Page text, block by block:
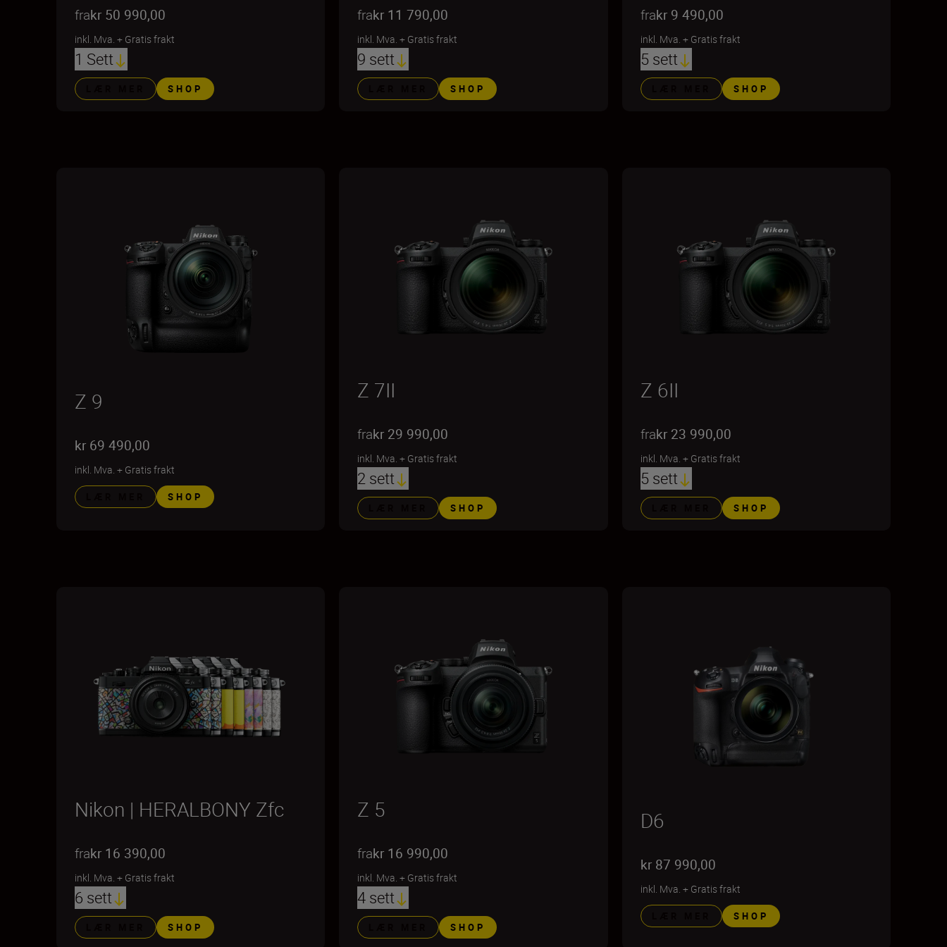
frakr 50 990,00
inkl. Mva. + Gratis frakt
1 Sett
SHOP
frakr 11 790,00
inkl. Mva. + Gratis frakt
9 sett
SHOP
frakr 9 490,00
inkl. Mva. + Gratis frakt
5 sett
SHOP
Z 9
kr 69 490,00
inkl. Mva. + Gratis frakt
SHOP
Z 7II
frakr 29 990,00
inkl. Mva. + Gratis frakt
2 sett
SHOP
Z 6II
frakr 23 990,00
inkl. Mva. + Gratis frakt
5 sett
SHOP
Nikon | HERALBONY Zfc
frakr 16 390,00
inkl. Mva. + Gratis frakt
6 sett
SHOP
Z 5
frakr 16 990,00
inkl. Mva. + Gratis frakt
4 sett
SHOP
D6
kr 87 990,00
inkl. Mva. + Gratis frakt
SHOP